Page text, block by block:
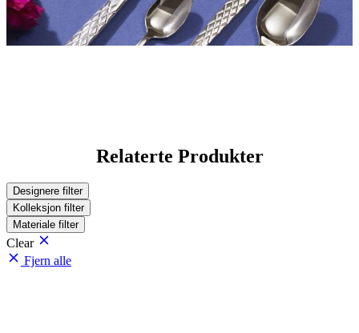
Relaterte Produkter
Designere filter
Kolleksjon filter
Materiale filter
Clear
Fjern alle